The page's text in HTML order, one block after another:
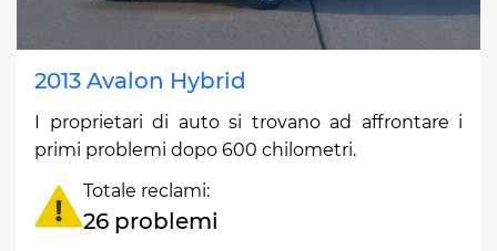
2013 Avalon Hybrid
I proprietari di auto si trovano ad affrontare i
primi problemi dopo 600 chilometri.
Totale reclami:
26 problemi